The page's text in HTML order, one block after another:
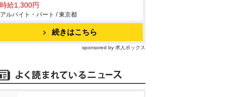
時給1,300円
アルバイト・パート / 東京都
続きはこちら
sponsored by 求人ボックス